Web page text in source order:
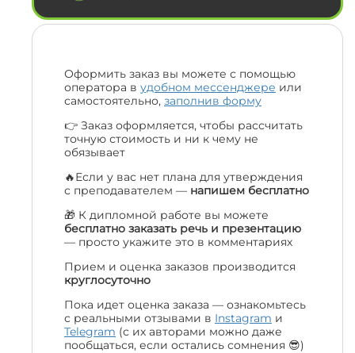
Оформить заказ вы можете с помощью
оператора в удобном мессенджере или
самостоятельно, заполнив форму
👉 Заказ оформляется, чтобы рассчитать
точную стоимость и ни к чему не
обязывает
🔥Если у вас нет плана для утверждения
с преподавателем — напишем бесплатно
🎁 К дипломной работе вы можете
бесплатно заказать речь и презентацию
— просто укажите это в комментариях
Прием и оценка заказов производится
круглосуточно
Пока идет оценка заказа — ознакомьтесь
с реальными отзывами в Instagram и
Telegram (с их авторами можно даже
пообщаться, если остались сомнения 😎)